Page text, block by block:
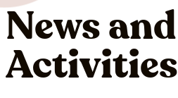
News and
Activities